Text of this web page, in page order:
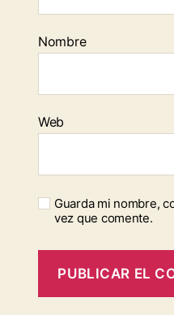
Nombre
Web
Guarda mi nombre,
vez que comente.